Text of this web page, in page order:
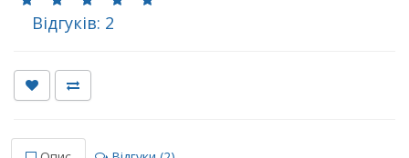
Відгуків: 2